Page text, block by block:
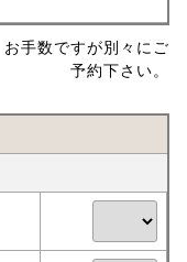
手数ですが別々にご
予約下さい。